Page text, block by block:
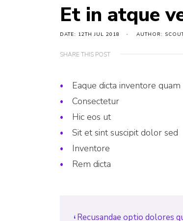
Et in atque
DATE: 12TH JUL 2018 AUTHOR:
SHARE THIS POST
Eaque dicta inventore
Consectetur
Hic eos ut
Sit et sint suscipit dolor sed
Inventore
Rem dicta
Recusandae optio dolores